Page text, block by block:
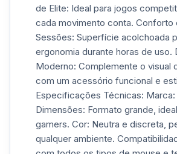
de Elite: Ideal para jogos
cada movimento conta. Conforto
Sessões: Superfície acolchoada
ergonomia durante horas de uso.
Moderno: Complemente o visual
com um acessório funcional e
Especificações Técnicas: Marca:
Dimensões: Formato grande,
gamers. Cor: Neutra e discreta,
qualquer ambiente.